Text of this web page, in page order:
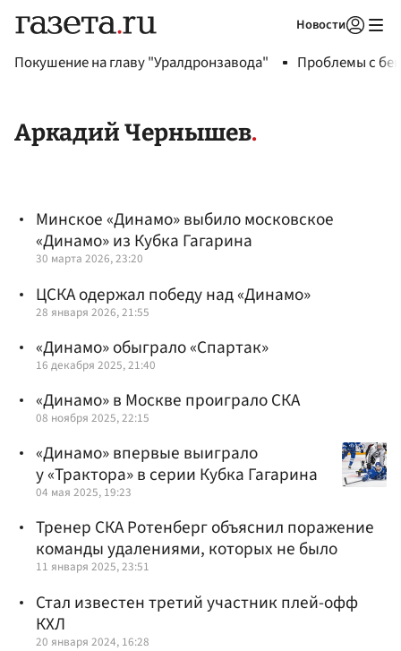
Новости
Покушение на главу "Уралдронзавода" Проблемы с
Аркадий Чернышев
Минское «Динамо» выбило московское
«Динамо» из Кубка Гагарина
30 марта 2026, 23:20
ЦСКА одержал победу над «Динамо»
28 января 2026, 21:55
«Динамо» обыграло «Спартак»
16 декабря 2025, 21:40
«Динамо» в Москве проиграло СКА
08 ноября 2025, 22:15
«Динамо» впервые выиграло
у «Трактора» в серии Кубка Гагарина
04 мая 2025, 19:23
Тренер СКА Ротенберг объяснил поражение
команды удалениями, которых не было
11 января 2025, 23:51
Стал известен третий участник плей-офф
КХЛ
20 января 2024, 16:28